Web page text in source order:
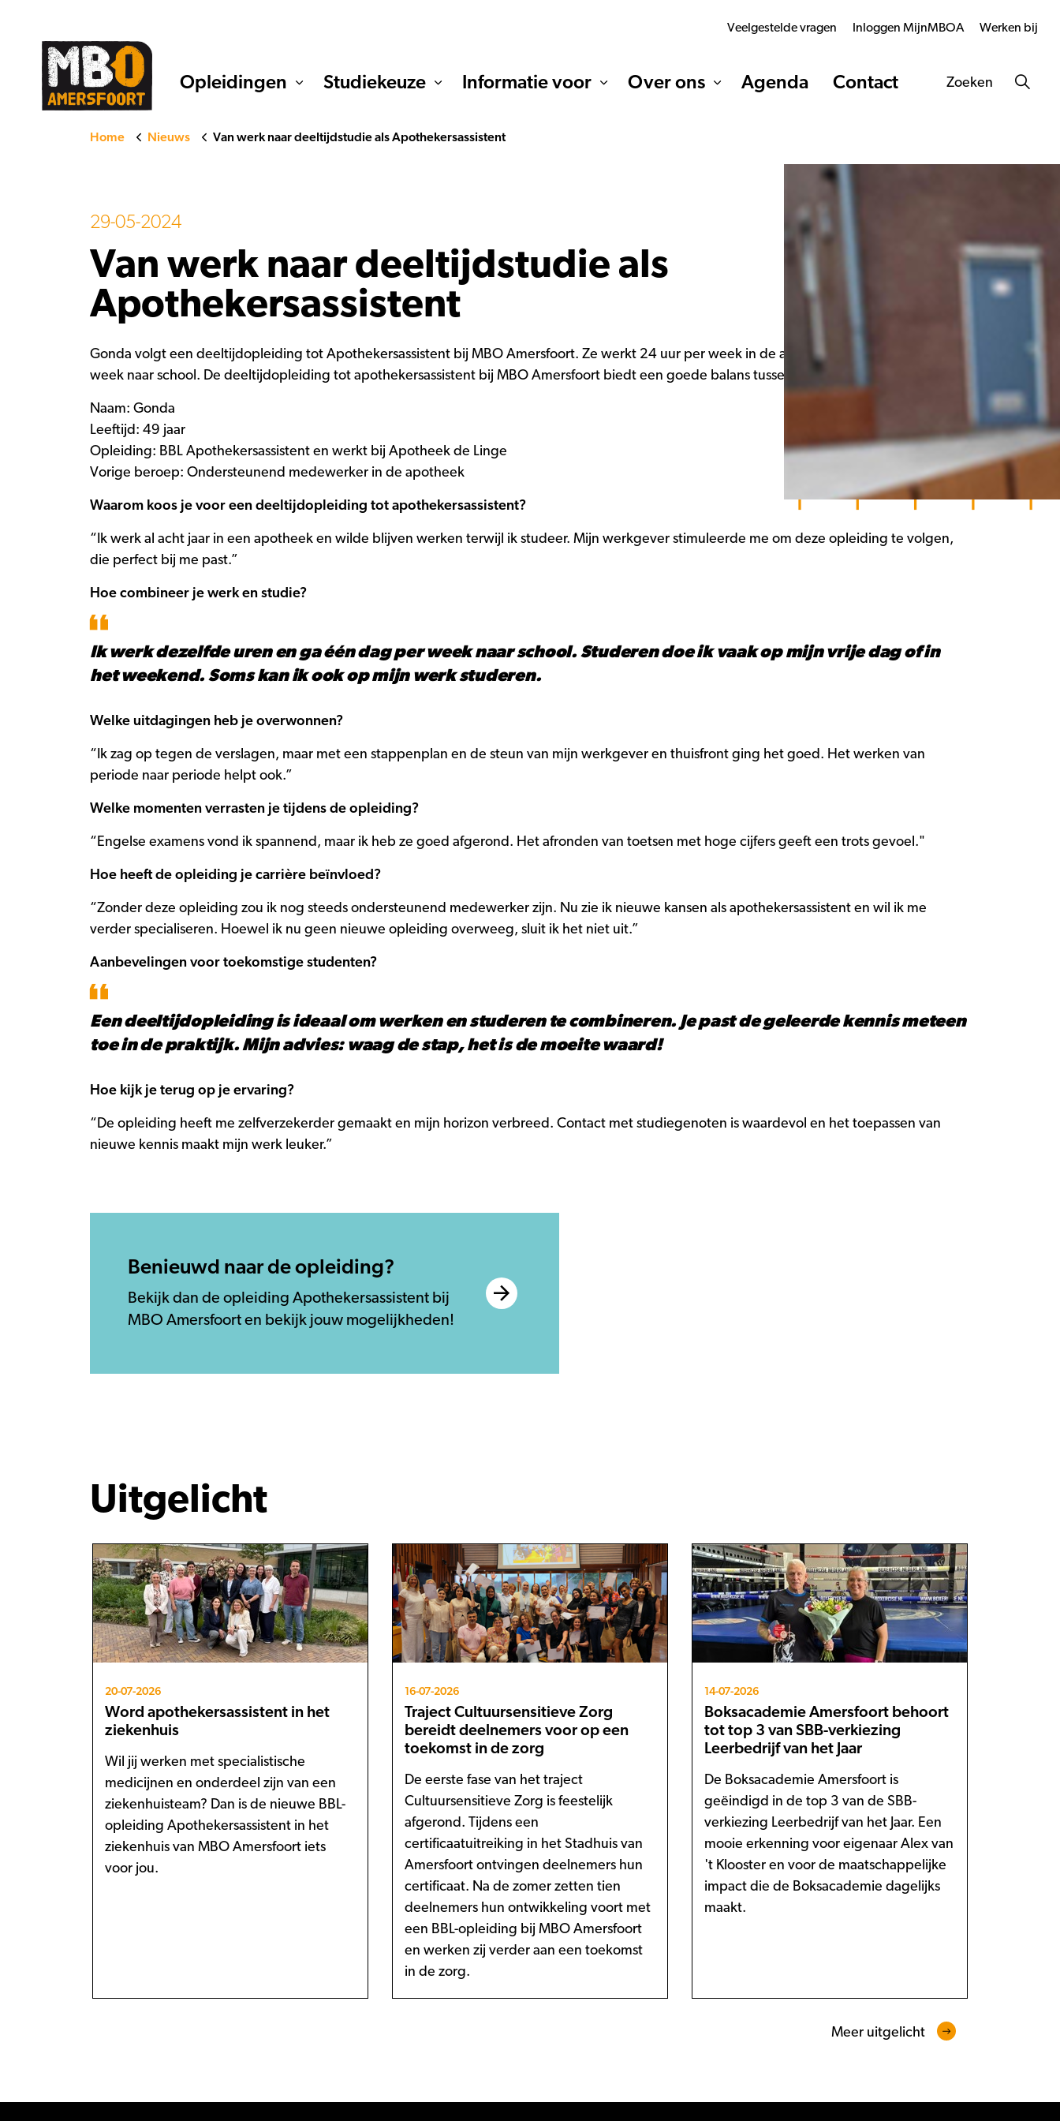
Opleidingen Studiekeuze Informatie voor Over ons Agenda Contact
Veelgestelde vragen Inloggen MijnMBOA Werken bij
Zoeken
Home Nieuws Van werk naar deeltijdstudie als Apothekersassistent
29-05-2024
Van werk naar deeltijdstudie als
Apothekersassistent
Gonda volgt een deeltijdopleiding tot Apothekersassistent bij MBO Amersfoort. Ze werkt 24 uur per week in de apotheek en gaat één dag per
week naar school. De deeltijdopleiding tot apothekersassistent bij MBO Amersfoort biedt een goede balans tussen werk en studie.
Naam: Gonda
Leeftijd: 49 jaar
Opleiding: BBL Apothekersassistent en werkt bij Apotheek de Linge
Vorige beroep: Ondersteunend medewerker in de apotheek
Waarom koos je voor een deeltijdopleiding tot apothekersassistent?
“Ik werk al acht jaar in een apotheek en wilde blijven werken terwijl ik studeer. Mijn werkgever stimuleerde me om deze opleiding te volgen,
die perfect bij me past.”
Hoe combineer je werk en studie?
Ik werk dezelfde uren en ga één dag per week naar school. Studeren doe ik vaak op mijn vrije dag of in
het weekend. Soms kan ik ook op mijn werk studeren.
Welke uitdagingen heb je overwonnen?
“Ik zag op tegen de verslagen, maar met een stappenplan en de steun van mijn werkgever en thuisfront ging het goed. Het werken van
periode naar periode helpt ook.”
Welke momenten verrasten je tijdens de opleiding?
“Engelse examens vond ik spannend, maar ik heb ze goed afgerond. Het afronden van toetsen met hoge cijfers geeft een trots gevoel."
Hoe heeft de opleiding je carrière beïnvloed?
“Zonder deze opleiding zou ik nog steeds ondersteunend medewerker zijn. Nu zie ik nieuwe kansen als apothekersassistent en wil ik me
verder specialiseren. Hoewel ik nu geen nieuwe opleiding overweeg, sluit ik het niet uit.”
Aanbevelingen voor toekomstige studenten?
Een deeltijdopleiding is ideaal om werken en studeren te combineren. Je past de geleerde kennis meteen
toe in de praktijk. Mijn advies: waag de stap, het is de moeite waard!
Hoe kijk je terug op je ervaring?
“De opleiding heeft me zelfverzekerder gemaakt en mijn horizon verbreed. Contact met studiegenoten is waardevol en het toepassen van
nieuwe kennis maakt mijn werk leuker.”
Benieuwd naar de opleiding?
Bekijk dan de opleiding Apothekersassistent bij
MBO Amersfoort en bekijk jouw mogelijkheden!
Uitgelicht
20-07-2026
Word apothekersassistent in het
ziekenhuis
Wil jij werken met specialistische
medicijnen en onderdeel zijn van een
ziekenhuisteam? Dan is de nieuwe BBL-
opleiding Apothekersassistent in het
ziekenhuis van MBO Amersfoort iets
voor jou.
16-07-2026
Traject Cultuursensitieve Zorg
bereidt deelnemers voor op een
toekomst in de zorg
De eerste fase van het traject
Cultuursensitieve Zorg is feestelijk
afgerond. Tijdens een
certificaatuitreiking in het Stadhuis van
Amersfoort ontvingen deelnemers hun
certificaat. Na de zomer zetten tien
deelnemers hun ontwikkeling voort met
een BBL-opleiding bij MBO Amersfoort
en werken zij verder aan een toekomst
in de zorg.
14-07-2026
Boksacademie Amersfoort behoort
tot top 3 van SBB-verkiezing
Leerbedrijf van het Jaar
De Boksacademie Amersfoort is
geëindigd in de top 3 van de SBB-
verkiezing Leerbedrijf van het Jaar. Een
mooie erkenning voor eigenaar Alex van
't Klooster en voor de maatschappelijke
impact die de Boksacademie dagelijks
maakt.
Meer uitgelicht